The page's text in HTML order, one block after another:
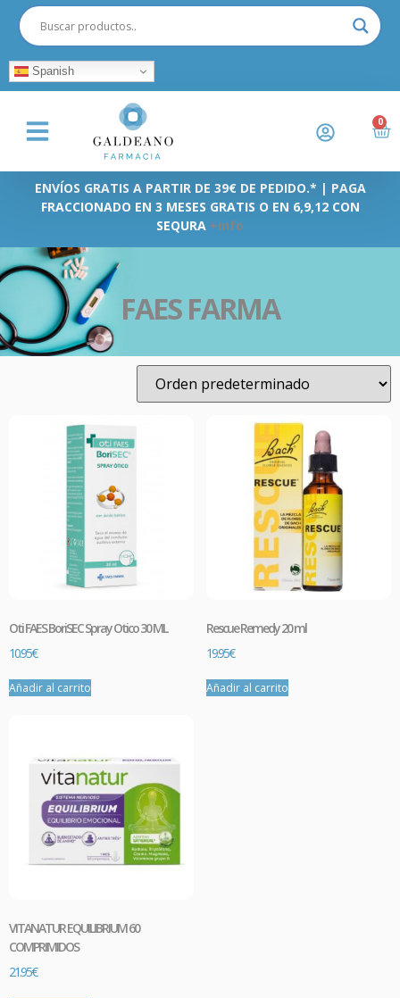
Spanish
0
ENVÍOS GRATIS A PARTIR DE 39€ DE PEDIDO.* | PAGA
FRACCIONADO EN 3 MESES GRATIS O EN 6,9,12 CON
SEQURA +info
FAES FARMA
Oti FAES BoriSEC Spray Otico 30 ML
10.95€
Añadir al carrito
Rescue Remedy 20 ml
19.95€
Añadir al carrito
VITANATUR EQUILIBRIUM 60
COMPRIMIDOS
21.95€